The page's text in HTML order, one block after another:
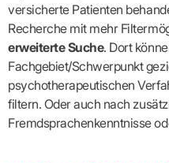
versicherte Patienten
Recherche mit mehr
erweiterte Suche. Dort
Fachgebiet/Schwerpunkt
psychotherapeutischen
filtern. Oder auch nach
Fremdsprachenkenntnisse